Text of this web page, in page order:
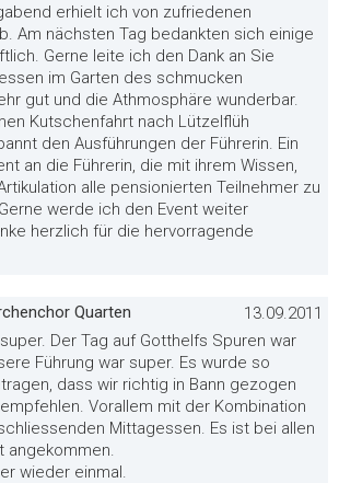
erhielt ich von zufriedenen
Am nächsten Tag bedankten sich einige
Gerne leite ich den Dank an Sie
im Garten des schmucken
gut und die Athmosphäre wunderbar.
Kutschenfahrt nach Lützelflüh
den Ausführungen der Führerin. Ein
an die Führerin, die mit ihrem Wissen,
alle pensionierten Teilnehmer zu
werde ich den Event weiter
herzlich für die hervorragende
Quarten
13.09.2011
Der Tag auf Gotthelfs Spuren war
Führung war super. Es wurde so
dass wir richtig in Bann gezogen
Vorallem mit der Kombination
Mittagessen. Es ist bei allen
angekommen.
wieder einmal.